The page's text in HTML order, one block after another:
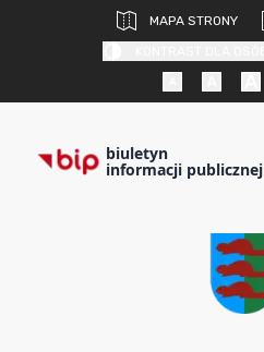
MAPA STRONY
biuletyn
informacji publicznej